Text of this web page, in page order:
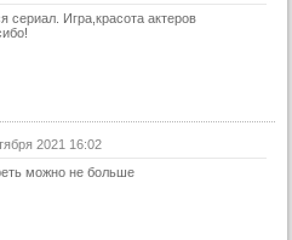
сериал. Игра,красота актеров
2021 16:02
можно не больше